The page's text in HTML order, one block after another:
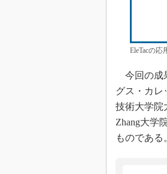
EleTacの
今回の成
グス・カレ
技術大学院
Zhang大学
ものである